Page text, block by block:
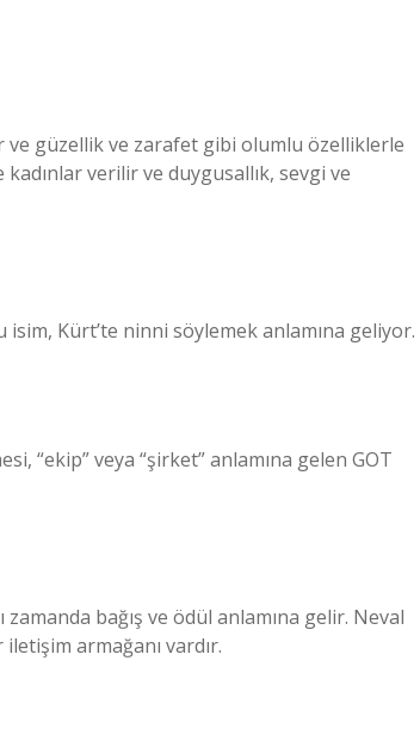
ve güzellik ve zarafet gibi olumlu özelliklerle
verilir ve duygusallık, sevgi ve
isim, Kürt’te ninni söylemek anlamına geliyor.
“ekip” veya “şirket” anlamına gelen GOT
zamanda bağış ve ödül anlamına gelir. Neval
armağanı vardır.